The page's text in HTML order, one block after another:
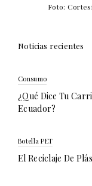
Foto:
Noticias recientes
Consumo
¿Qué Dice Tu
Ecuador?
Botella PET
El Reciclaje De